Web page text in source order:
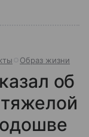
Образ жизни
об